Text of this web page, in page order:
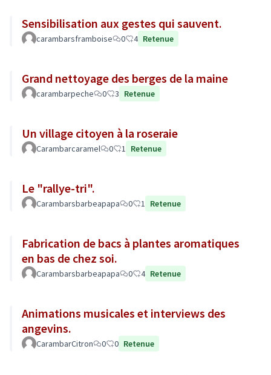
Sensibilisation aux gestes qui sauvent.
carambarsframboise 0 4 Retenue
Grand nettoyage des berges de la maine
carambarpeche 0 3 Retenue
Un village citoyen à la roseraie
Carambarcaramel 0 1 Retenue
Le "rallye-tri".
Carambarsbarbeapapa 0 1 Retenue
Fabrication de bacs à plantes aromatiques
en bas de chez soi.
Carambarsbarbeapapa 0 4 Retenue
Animations musicales et interviews des
angevins.
CarambarCitron 0 0 Retenue